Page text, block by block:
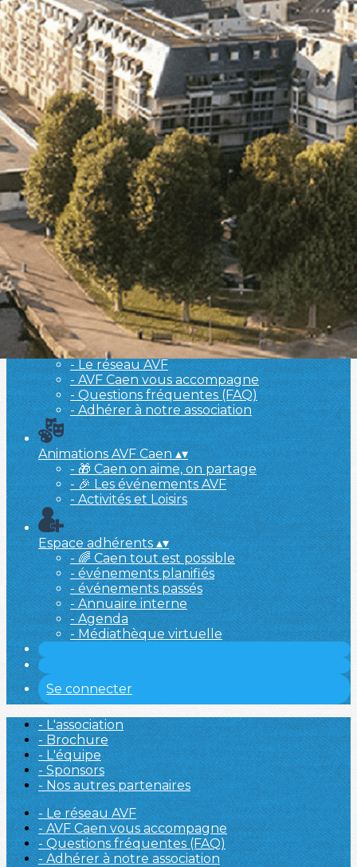
Exporter les lignes sélectionnées
Exporter toutes les colonnes
Exporter uniquement les colonnes affichées
Menu
Ajoutez un logo, un bouton, des réseaux sociaux
Cliquez pour éditer
L'association ▴▾
- L'association
- Brochure
- L'équipe
- Sponsors
- Nos autres partenaires
Nouvel arrivant ▴▾
- Le réseau AVF
- AVF Caen vous accompagne
- Questions fréquentes (FAQ)
- Adhérer à notre association
Animations AVF Caen▴▾
- 🎁 Caen on aime, on partage
- 🎉 Les événements AVF
- Activités et Loisirs
Espace adhérents▴▾
- 🌈 Caen tout est possible
- événements planifiés
- événements passés
- Annuaire interne
- Agenda
- Médiathèque virtuelle
Se connecter
- L'association
- Brochure
- L'équipe
- Sponsors
- Nos autres partenaires
- Le réseau AVF
- AVF Caen vous accompagne
- Questions fréquentes (FAQ)
- Adhérer à notre association